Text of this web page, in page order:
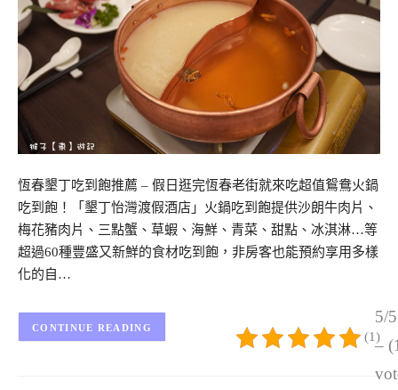
恆春墾丁吃到飽推薦 – 假日逛完恆春老街就來吃超值鴛鴦火鍋
吃到飽！「墾丁怡灣渡假酒店」火鍋吃到飽提供沙朗牛肉片、
梅花豬肉片、三點蟹、草蝦、海鮮、青菜、甜點、冰淇淋…等
超過60種豐盛又新鮮的食材吃到飽，非房客也能預約享用多樣
化的自…
5/5
–
(1)
CONTINUE READING